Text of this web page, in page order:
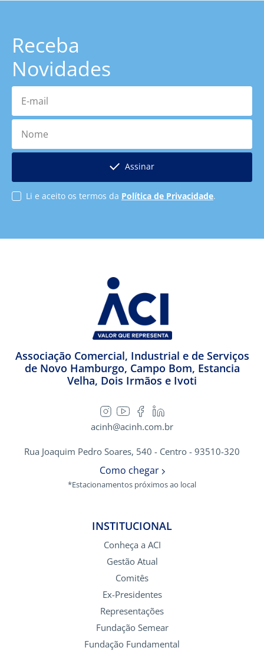
Receba
Novidades
E-mail
Nome
Assinar
Li e aceito os termos da Política de Privacidade.
Associação Comercial, Industrial e de Serviços
de Novo Hamburgo, Campo Bom, Estancia
Velha, Dois Irmãos e Ivoti
acinh@acinh.com.br
Rua Joaquim Pedro Soares, 540 - Centro - 93510-320
Como chegar
*Estacionamentos próximos ao local
INSTITUCIONAL
Conheça a ACI
Gestão Atual
Comitês
Ex-Presidentes
Representações
Fundação Semear
Fundação Fundamental